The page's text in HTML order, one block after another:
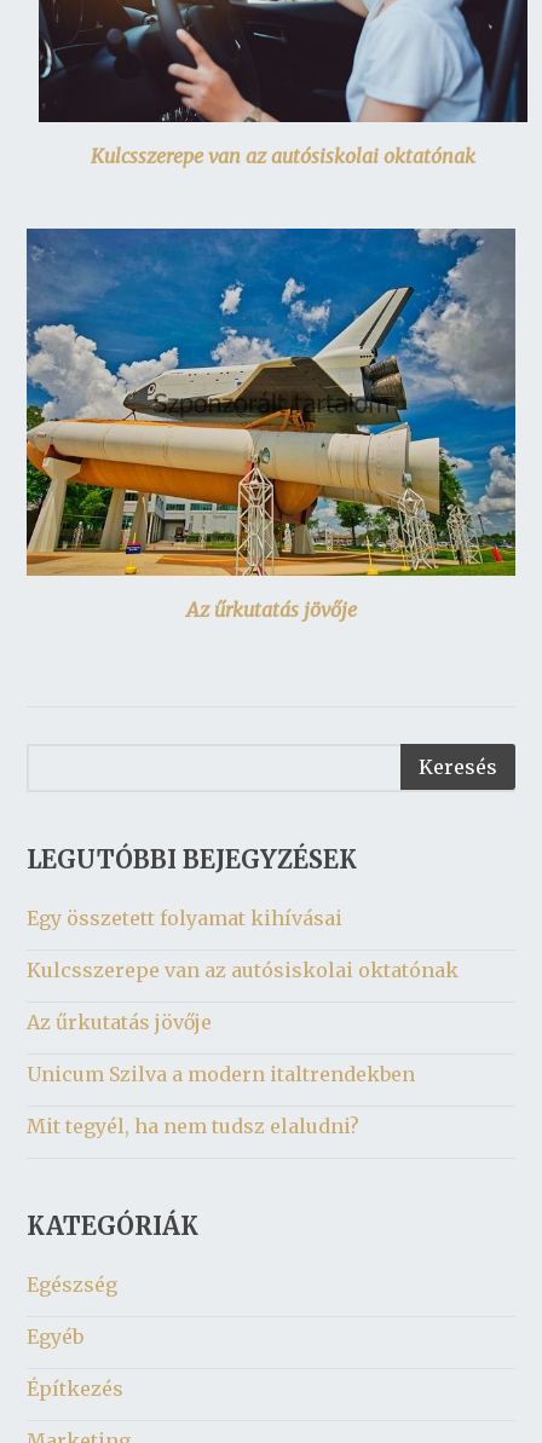
Kulcsszerepe van az autósiskolai oktatónak
Az űrkutatás jövője
LEGUTÓBBI BEJEGYZÉSEK
Egy összetett folyamat kihívásai
Kulcsszerepe van az autósiskolai oktatónak
Az űrkutatás jövője
Unicum Szilva a modern italtrendekben
Mit tegyél, ha nem tudsz elaludni?
KATEGÓRIÁK
Egészség
Egyéb
Építkezés